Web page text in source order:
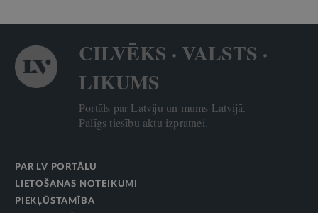
CILVĒKS · VALSTS ·
LIKUMS
Portāls par Latviju un mums Latvijā.
Palīgs tiesību aktu izpratnei.
PAR LV PORTĀLU
LIETOŠANAS NOTEIKUMI
PIEKĻŪSTAMĪBA